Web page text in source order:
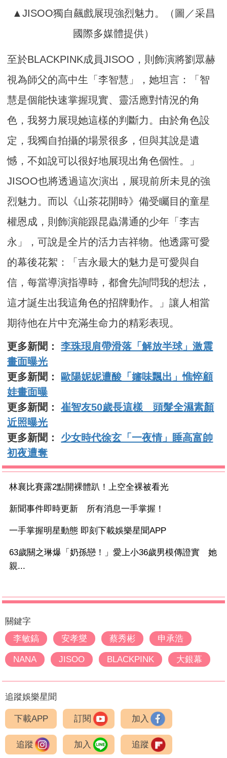
▲JISOO獨自飆戲展現強烈魅力。（圖／采昌
國際多媒體提供）
至於BLACKPINK成員JISOO，則飾演將劉眾赫
視為師父的高中生「李智慧」，她坦言：「智
慧是個能快速掌握現實、靈活應對情況的角
色，我努力展現她這樣的判斷力。由於角色設
定，我獨自拍攝的場景很多，但與其說是遺
憾，不如說可以很好地展現出角色個性。」
JISOO也將透過這次演出，展現前所未見的強
烈魅力。而以《山茶花開時》備受矚目的童星
權恩成，則飾演能跟昆蟲溝通的少年「李吉
永」，可說是全片的活力吉祥物。他透露可愛
的幕後花絮：「吉永最大的魅力是可愛與自
信，每當導演指導時，都會先詢問我的想法，
這才誕生出我這角色的招牌動作。」讓人相當
期待他在片中充滿生命力的精彩表現。
更多新聞：李珠珢肩帶滑落「解放半球」激震
畫面曝光
更多新聞：
歐陽妮妮遭酸「嬸味飄出」憔悴顧
娃畫面曝
更多新聞：崔智友50歲長這樣 頭髮全濕素顏
近照曝光
更多新聞： 少女時代徐玄「一夜情」睡高富帥
初夜遭奪
林襄比賽露2點開裸體趴！上空全裸被看光
新聞事件即時更新 所有消息一手掌握！
一手掌握明星動態 即刻下載娛樂星聞APP
63歲關之琳爆「奶孫戀！」愛上小36歲男模傳證實 她
親...
關鍵字
李敏鎬
安孝燮 蔡秀彬 申承浩
NANA JISOO BLACKPINK 大銀幕
追蹤娛樂星聞
下載APP 訂閱 加入
追蹤 加入 追蹤